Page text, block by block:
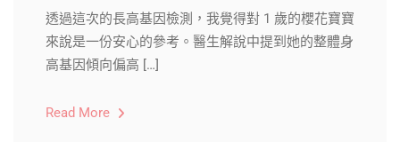
透過這次的長高基因檢測，我覺得對 1 歲的櫻花寶寶
來說是一份安心的參考。醫生解說中提到她的整體身
高基因傾向偏高 […]
Read More